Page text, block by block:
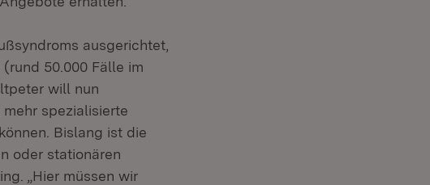
ausgerichtet,
50.000 Fälle im
will nun
spezialisierte
Bislang ist die
oder stationären
„Hier müssen wir